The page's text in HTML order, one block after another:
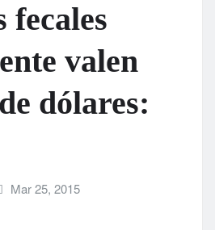
fecales
valen
dólares:
Mar 25, 2015